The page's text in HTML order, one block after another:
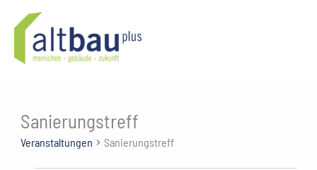
Inhalt
springen
Sanierungstreff
Veranstaltungen Sanierungstreff